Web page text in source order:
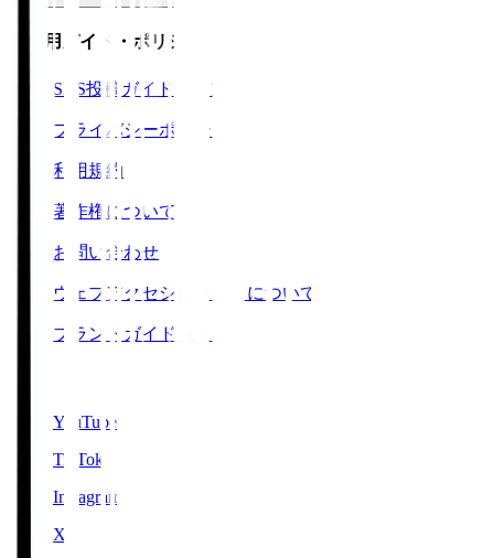
ご利用ガイド・ポリシー
SNS投稿ガイドライン
プライバシーポリシー
利用規約
著作権について
お問い合わせ
ウェブアクセシビリティについて
ブランドガイドライン
YouTube
TikTok
Instagram
X